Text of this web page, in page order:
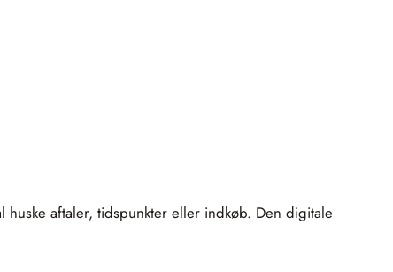
aftaler, tidspunkter eller indkøb. Den digitale